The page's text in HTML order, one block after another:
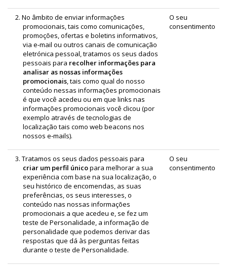
2. No âmbito de enviar informações
promocionais, tais como comunicações,
promoções, ofertas e boletins informativos,
via e‑mail ou outros canais de comunicação
eletrónica pessoal, tratamos os seus dados
pessoais para recolher informações para
analisar as nossas informações
promocionais, tais como qual do nosso
conteúdo nessas informações promocionais
é que você acedeu ou em que links nas
informações promocionais você clicou (por
exemplo através de tecnologias de
localização tais como web beacons nos
nossos e‑mails).
O seu
consentimento
3. Tratamos os seus dados pessoais para
criar um perfil únicopara melhorar a sua
experiência com base na sua localização, o
seu histórico de encomendas, as suas
preferências, os seus interesses, o
conteúdo nas nossas informações
promocionais a que acedeu e, se fez um
teste de Personalidade, a informação de
personalidade que podemos derivar das
respostas que dá às perguntas feitas
durante o teste de Personalidade.
O seu
consentimento